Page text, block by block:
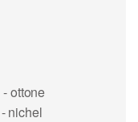
ottone
nichel